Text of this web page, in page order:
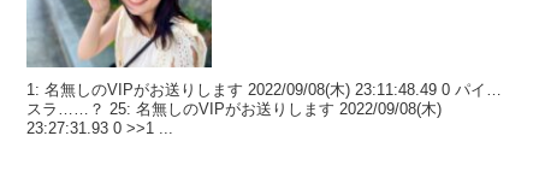
1: 名無しのVIPがお送りします 2022/09/08(木) 23:11:48.49 0 パイ…
スラ……？ 25: 名無しのVIPがお送りします 2022/09/08(木)
23:27:31.93 0 >>1 ...